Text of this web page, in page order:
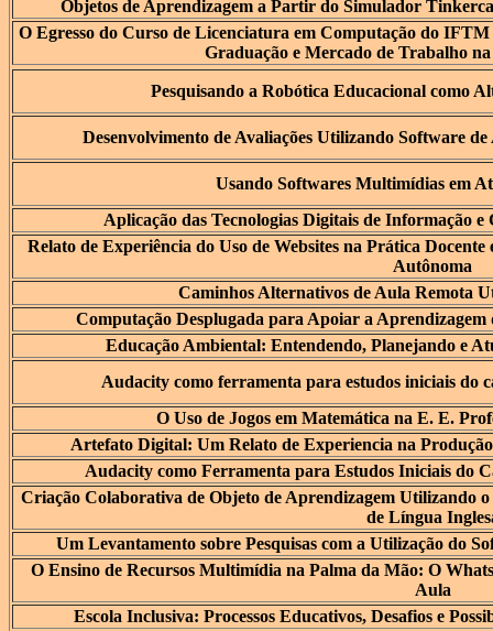
Objetos de Aprendizagem a Partir do Simulador
O Egresso do Curso de Licenciatura em Computação do
Graduação e Mercado de Trabalho
Pesquisando a Robótica Educacional como
Desenvolvimento de Avaliações Utilizando Software
Usando Softwares Multimídias em
Aplicação das Tecnologias Digitais de Informação
Relato de Experiência do Uso de Websites na Prática
Autônoma
Caminhos Alternativos de Aula Remota
Computação Desplugada para Apoiar a
Educação Ambiental: Entendendo, Planejando e
Audacity como ferramenta para estudos iniciais do
O Uso de Jogos em Matemática na E. E.
Artefato Digital: Um Relato de Experiencia na
Audacity como Ferramenta para Estudos Iniciais do
Criação Colaborativa de Objeto de Aprendizagem Utilizando
de Língua
Um Levantamento sobre Pesquisas com a Utilização do
O Ensino de Recursos Multimídia na Palma da Mão: O
Aula
Escola Inclusiva: Processos Educativos, Desafios e